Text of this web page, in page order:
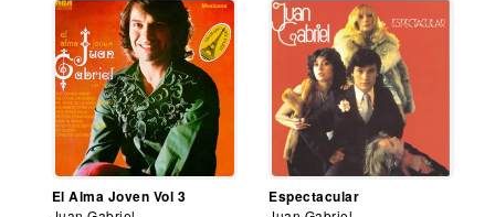
El Alma Joven Vol 3 Espectacular